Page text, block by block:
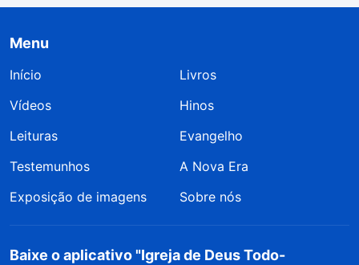
Menu
Início
Livros
Vídeos
Hinos
Leituras
Evangelho
Testemunhos
A Nova Era
Exposição de imagens
Sobre nós
Baixe o aplicativo "Igreja de Deus Todo-